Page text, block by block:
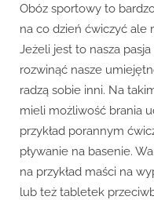
Obóz sportowy to
na co dzień ćwiczyć ale
Jeżeli jest to nasza
rozwinąć nasze
radzą sobie inni. Na
mieli możliwość brania
przykład porannym
pływanie na basenie.
na przykład maści na
lub też tabletek